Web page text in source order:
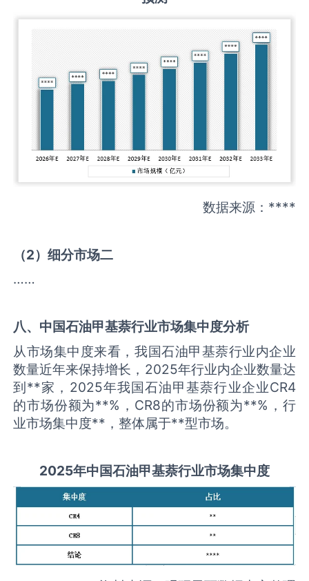
数据来源：****
（2）细分市场二
……
八、中国石油甲基萘行业市场集中度分析
从市场集中度来看，我国石油甲基萘行业内企业
数量近年来保持增长，2025年行业内企业数量达
到**家，2025年我国石油甲基萘行业企业CR4
的市场份额为**%，CR8的市场份额为**%，行
业市场集中度**，整体属于**型市场。
2025年中国石油甲基萘行业市场集中度